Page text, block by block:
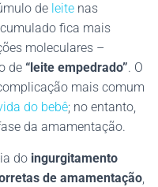
de leite nas
fica mais
moleculares –
de “leite empedrado”. O
mais comum
do bebê; no entanto,
da amamentação.
do ingurgitamento
de amamentação,